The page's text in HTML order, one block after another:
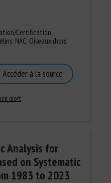
Certification
, NAC, Oiseaux (hors
Accéder à la source
mort
Analysis for
on Systematic
1983 to 2023